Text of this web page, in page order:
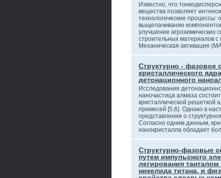
Известно, что
вещества позволяет
технологические процессы:
выщелачивание
улучшение агрохимических
строительных материалов
Механическая активация
Структурно - фазовое
кристаллического
детонационного
Исследования
наночастица алмаза
кристаллической решеткой
примесей [5,6]. Однако в
представления о
Согласно одним данным,
нанокристалла обладает
Структурно-фазовые
путем импульсного
легирования
никелида титана, и